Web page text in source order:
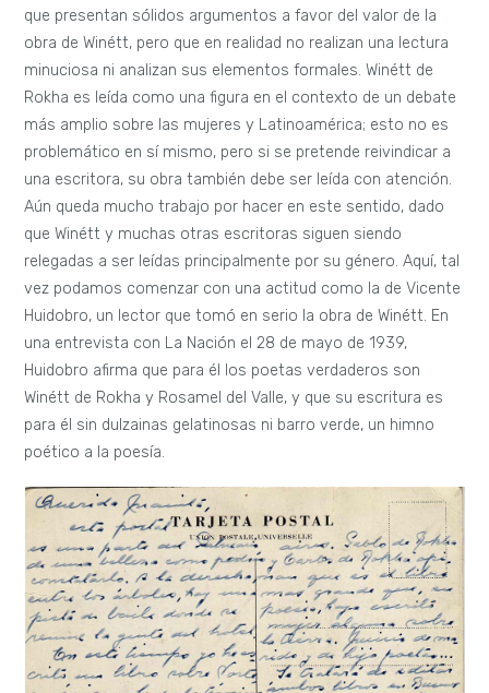
que presentan sólidos argumentos a favor del valor de la
obra de Winétt, pero que en realidad no realizan una lectura
minuciosa ni analizan sus elementos formales. Winétt de
Rokha es leída como una figura en el contexto de un debate
más amplio sobre las mujeres y Latinoamérica; esto no es
problemático en sí mismo, pero si se pretende reivindicar a
una escritora, su obra también debe ser leída con atención.
Aún queda mucho trabajo por hacer en este sentido, dado
que Winétt y muchas otras escritoras siguen siendo
relegadas a ser leídas principalmente por su género. Aquí, tal
vez podamos comenzar con una actitud como la de Vicente
Huidobro, un lector que tomó en serio la obra de Winétt. En
una entrevista con La Nación el 28 de mayo de 1939,
Huidobro afirma que para él los poetas verdaderos son
Winétt de Rokha y Rosamel del Valle, y que su escritura es
para él sin dulzainas gelatinosas ni barro verde, un himno
poético a la poesía.